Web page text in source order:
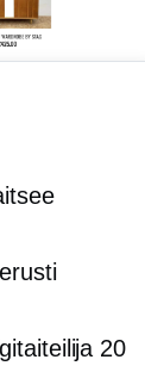
20